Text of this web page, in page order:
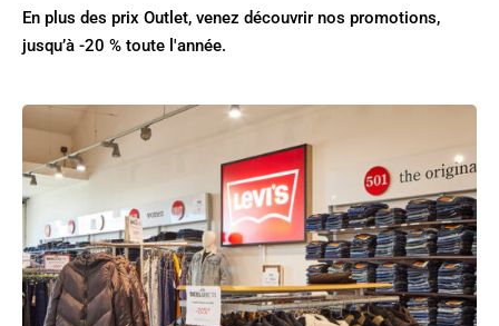
En plus des prix Outlet, venez découvrir nos promotions,
jusqu’à -20 % toute l'année.